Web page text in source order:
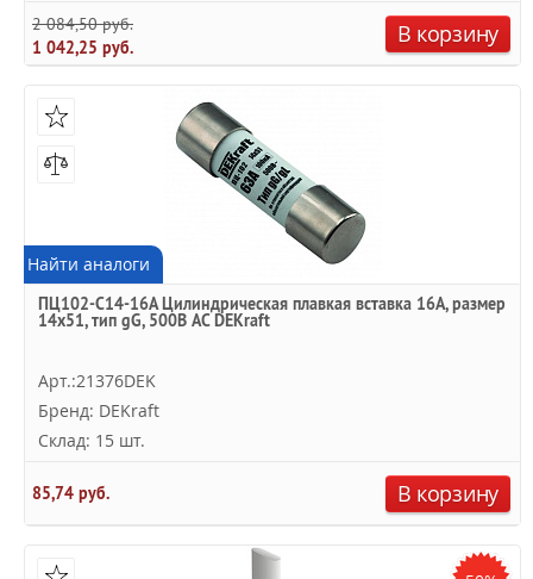
2 084,50 руб.
1 042,25 руб.
В корзину
Найти аналоги
ПЦ102-С14-16А Цилиндрическая плавкая вставка 16А, размер
14х51, тип gG, 500В AC DEKraft
Арт.:21376DEK
Бренд: DEKraft
Склад: 15 шт.
85,74 руб. В корзину